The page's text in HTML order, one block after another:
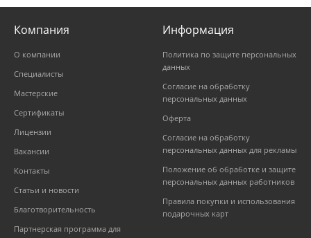
Компания
О компании
Специалисты
Мастерские
Сертификаты
Лицензии
Вакансии
Контакты
Статьи и новости
Благотворительность
Партнерская программа для
Информация
Политика по защите персональных
данных
Согласие на обработку
персональных данных
Оферта
Согласие на обработку
персональных данных для рекламы
Положение об обработке и защите
персональных данных работников
Правила покупки и использования
подарочных карт